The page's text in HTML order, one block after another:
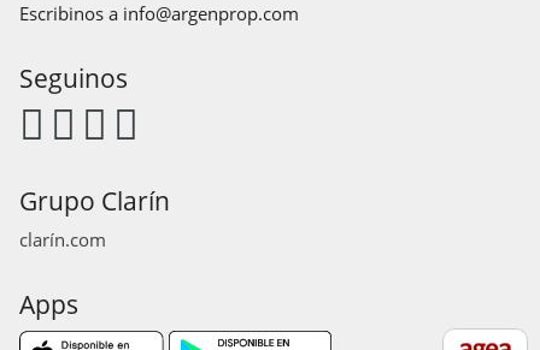
Escribinos a info@argenprop.com
Seguinos
Grupo Clarín
clarín.com
Apps